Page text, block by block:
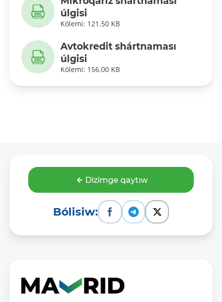
úlgisi
Kólemi: 121.50 KB
Avtokredit shártnaması
úlgisi
Kólemi: 156.00 KB
Dizimge qaytıw
Bólisiw: